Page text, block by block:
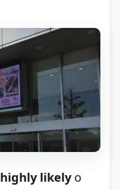
highly likelyo